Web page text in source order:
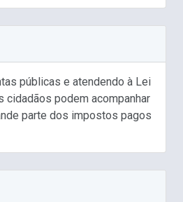
públicas e atendendo à Lei
podem acompanhar
parte dos impostos pagos